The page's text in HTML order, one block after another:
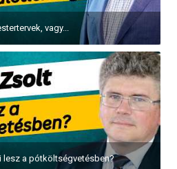
vagy...
lesz a pótköltségvetésben?